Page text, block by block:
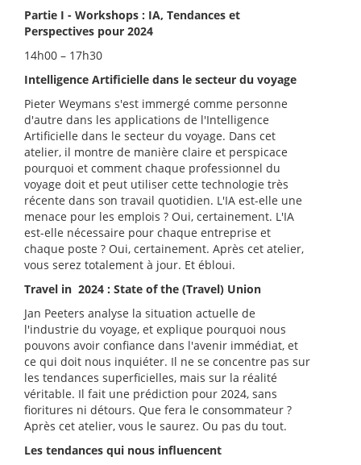
Partie I - Workshops : IA, Tendances et
Perspectives pour 2024
14h00 – 17h30
Intelligence Artificielle dans le secteur du voyage
Pieter Weymans s'est immergé comme personne
d'autre dans les applications de l'Intelligence
Artificielle dans le secteur du voyage. Dans cet
atelier, il montre de manière claire et perspicace
pourquoi et comment chaque professionnel du
voyage doit et peut utiliser cette technologie très
récente dans son travail quotidien. L'IA est-elle une
menace pour les emplois ? Oui, certainement. L'IA
est-elle nécessaire pour chaque entreprise et
chaque poste ? Oui, certainement. Après cet atelier,
vous serez totalement à jour. Et ébloui.
Travel in 2024 : State of the (Travel) Union
Jan Peeters analyse la situation actuelle de
l'industrie du voyage, et explique pourquoi nous
pouvons avoir confiance dans l'avenir immédiat, et
ce qui doit nous inquiéter. Il ne se concentre pas sur
les tendances superficielles, mais sur la réalité
véritable. Il fait une prédiction pour 2024, sans
fioritures ni détours. Que fera le consommateur ?
Après cet atelier, vous le saurez. Ou pas du tout.
Les tendances qui nous influencent